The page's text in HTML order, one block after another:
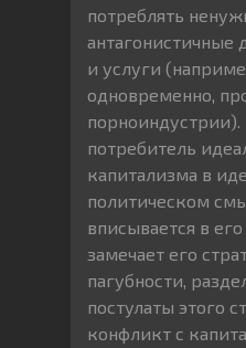
потреблять
антагонистичные
и услуги
одновременно,
потребитель
капитализма в
политическом
вписывается в
замечает его
пагубности,
постулаты этого
конфликт с